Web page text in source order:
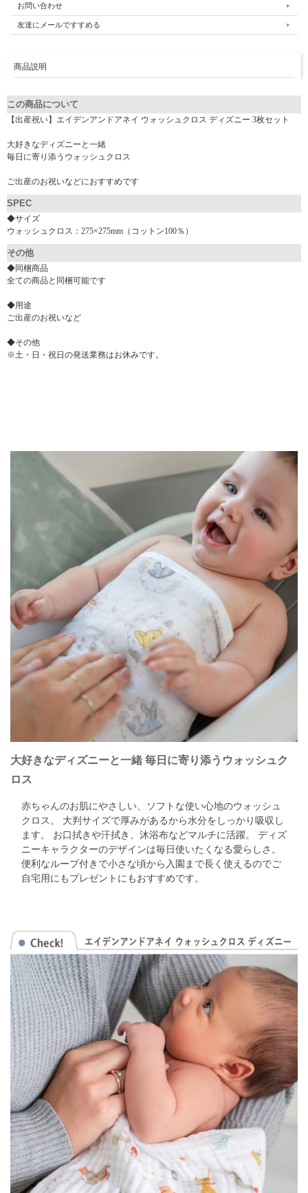
お問い合わせ
友達にメールですすめる
商品説明
この商品について
【出産祝い】エイデンアンドアネイ ウォッシュクロス ディズニー 3枚セット
大好きなディズニーと一緒
毎日に寄り添うウォッシュクロス
ご出産のお祝いなどにおすすめです
SPEC
◆サイズ
ウォッシュクロス：275×275mm（コットン100％）
その他
◆同梱商品
全ての商品と同梱可能です
◆用途
ご出産のお祝いなど
◆その他
※土・日・祝日の発送業務はお休みです。
大好きなディズニーと一緒 毎日に寄り添うウォッシュク
ロス
赤ちゃんのお肌にやさしい、ソフトな使い心地のウォッシュ
クロス。 大判サイズで厚みがあるから水分をしっかり吸収し
ます。 お口拭きや汗拭き、沐浴布などマルチに活躍。 ディズ
ニーキャラクターのデザインは毎日使いたくなる愛らしさ。
便利なループ付きで小さな頃から入園まで長く使えるのでご
自宅用にもプレゼントにもおすすめです。